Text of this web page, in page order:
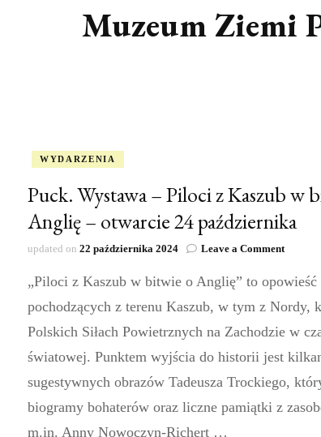
Muzeum Ziemi
WYDARZENIA
Puck. Wystawa – Piloci z Kaszub w
Anglię – otwarcie 24 października
updated on 22 października 2024 Leave a Commenton
Piloci
z
w
bitwie
Anglię
„Piloci z Kaszub w bitwie o Anglię” to
pochodzących z terenu Kaszub, w tym z Nordy,
Polskich Siłach Powietrznych na Zachodzie w
światowej. Punktem wyjścia do historii jest
sugestywnych obrazów Tadeusza Trockiego,
biogramy bohaterów oraz liczne pamiątki z
m.in. Anny Nowoczyn-Richert …